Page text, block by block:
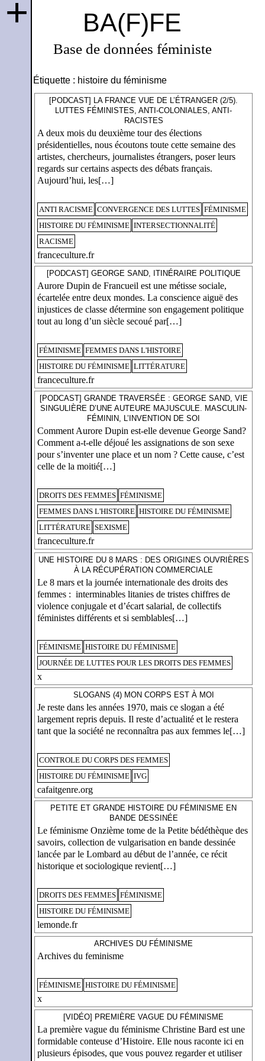
BA(F)FE
Base de données féministe
+
Étiquette : histoire du féminisme
[PODCAST] LA FRANCE VUE DE L’ÉTRANGER (2/5).
LUTTES FÉMINISTES, ANTI-COLONIALES, ANTI-
RACISTES
A deux mois du deuxième tour des élections
présidentielles, nous écoutons toute cette semaine des
artistes, chercheurs, journalistes étrangers, poser leurs
regards sur certains aspects des débats français.
Aujourd’hui, les[…]
ANTI RACISME CONVERGENCE DES LUTTES FÉMINISME
HISTOIRE DU FÉMINISME INTERSECTIONNALITÉ
RACISME
franceculture.fr
[PODCAST] GEORGE SAND, ITINÉRAIRE POLITIQUE
Aurore Dupin de Francueil est une métisse sociale,
écartelée entre deux mondes. La conscience aiguë des
injustices de classe détermine son engagement politique
tout au long d’un siècle secoué par[…]
FÉMINISME FEMMES DANS L'HISTOIRE
HISTOIRE DU FÉMINISME LITTÉRATURE
franceculture.fr
[PODCAST] GRANDE TRAVERSÉE : GEORGE SAND, VIE
SINGULIÈRE D’UNE AUTEURE MAJUSCULE. MASCULIN-
FÉMININ, L’INVENTION DE SOI
Comment Aurore Dupin est-elle devenue George Sand?
Comment a-t-elle déjoué les assignations de son sexe
pour s’inventer une place et un nom ? Cette cause, c’est
celle de la moitié[…]
DROITS DES FEMMES FÉMINISME
FEMMES DANS L'HISTOIRE HISTOIRE DU FÉMINISME
LITTÉRATURE SEXISME
franceculture.fr
UNE HISTOIRE DU 8 MARS : DES ORIGINES OUVRIÈRES
À LA RÉCUPÉRATION COMMERCIALE
Le 8 mars et la journée internationale des droits des
femmes : interminables litanies de tristes chiffres de
violence conjugale et d’écart salarial, de collectifs
féministes différents et si semblables[…]
FÉMINISME HISTOIRE DU FÉMINISME
JOURNÉE DE LUTTES POUR LES DROITS DES FEMMES
x
SLOGANS (4) MON CORPS EST À MOI
Je reste dans les années 1970, mais ce slogan a été
largement repris depuis. Il reste d’actualité et le restera
tant que la société ne reconnaîtra pas aux femmes le[…]
CONTROLE DU CORPS DES FEMMES
HISTOIRE DU FÉMINISME IVG
cafaitgenre.org
PETITE ET GRANDE HISTOIRE DU FÉMINISME EN
BANDE DESSINÉE
Le féminisme Onzième tome de la Petite bédéthèque des
savoirs, collection de vulgarisation en bande dessinée
lancée par le Lombard au début de l’année, ce récit
historique et sociologique revient[…]
DROITS DES FEMMES FÉMINISME
HISTOIRE DU FÉMINISME
lemonde.fr
ARCHIVES DU FÉMINISME
Archives du feminisme
FÉMINISME HISTOIRE DU FÉMINISME
x
[VIDÉO] PREMIÈRE VAGUE DU FÉMINISME
La première vague du féminisme Christine Bard est une
formidable conteuse d’Histoire. Elle nous raconte ici en
plusieurs épisodes, que vous pouvez regarder et utiliser